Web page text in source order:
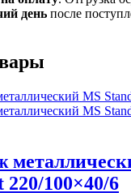
день после
220/100×40/6